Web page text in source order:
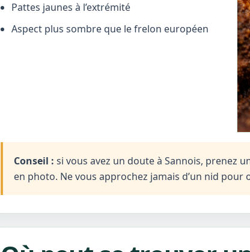
Pattes jaunes à l’extrémité
Aspect plus sombre que le frelon européen
Conseil : si vous avez un doute à Sannois, prenez
en photo. Ne vous approchez jamais d’un nid